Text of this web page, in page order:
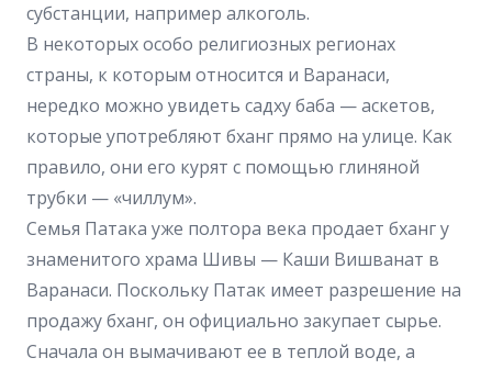
субстанции, например алкоголь.
В некоторых особо религиозных регионах
страны, к которым относится и Варанаси,
нередко можно увидеть садху баба — аскетов,
которые употребляют бханг прямо на улице. Как
правило, они его курят с помощью глиняной
трубки — «чиллум».
Семья Патака уже полтора века продает бханг у
знаменитого храма Шивы — Каши Вишванат в
Варанаси. Поскольку Патак имеет разрешение на
продажу бханг, он официально закупает сырье.
Сначала он вымачивают ее в теплой воде, а